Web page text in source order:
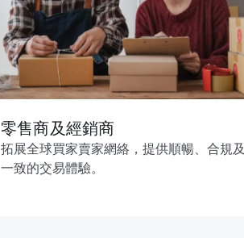
零售商及經銷商
拓展全球買家賣家網絡，提供順暢、合規及
一致的交易體驗。